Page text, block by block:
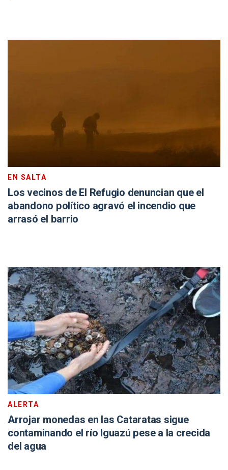
EN SALTA
Los vecinos de El Refugio denuncian que el
abandono político agravó el incendio que
arrasó el barrio
ALERTA
Arrojar monedas en las Cataratas sigue
contaminando el río Iguazú pese a la crecida
del agua